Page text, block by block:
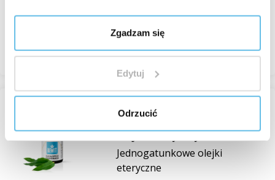
Zgadzam się
Edytuj
Odrzucić
W magazynie
103,82 zł
Przeglądaj
Eucalyptus Staigeriana
olejek eteryczny
Jednogatunkowe olejki
eteryczne